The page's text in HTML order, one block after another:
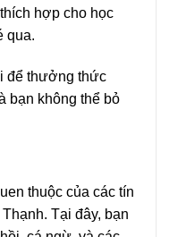
hợp cho học
qua.
để thưởng thức
bạn không thể bỏ
thuộc của các tín
Tại đây, bạn